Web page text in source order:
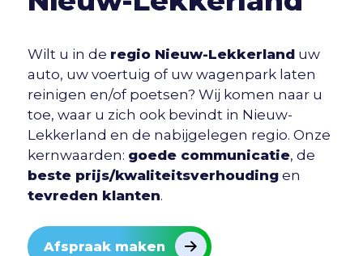
Wilt u in de regio Nieuw-Lekkerlanduw
auto, uw voertuig of uw wagenpark laten
reinigen en/of poetsen? Wij komen naar u
toe, waar u zich ook bevindt in Nieuw-
Lekkerland en de nabijgelegen regio. Onze
kernwaarden: goede communicatie, de
beste prijs/kwaliteitsverhoudingen
tevreden klanten.
Afspraak maken